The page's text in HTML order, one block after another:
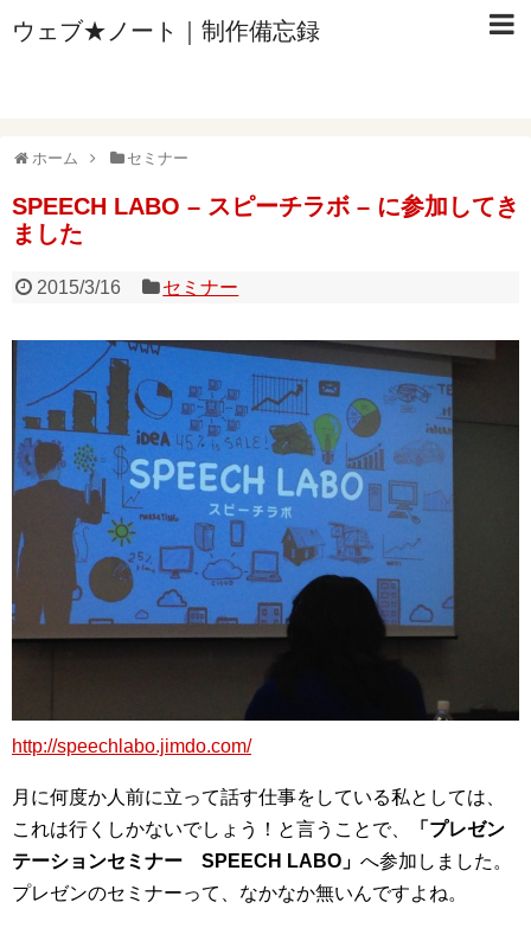
ウェブ★ノート｜制作備忘録
ホーム セミナー
SPEECH LABO – スピーチラボ – に参加してき
ました
2015/3/16 セミナー
http://speechlabo.jimdo.com/
月に何度か人前に立って話す仕事をしている私としては、
これは行くしかないでしょう！と言うことで、
「プレゼン
テーションセミナー SPEECH LABO」 へ参加しました。
プレゼンのセミナーって、なかなか無いんですよね。